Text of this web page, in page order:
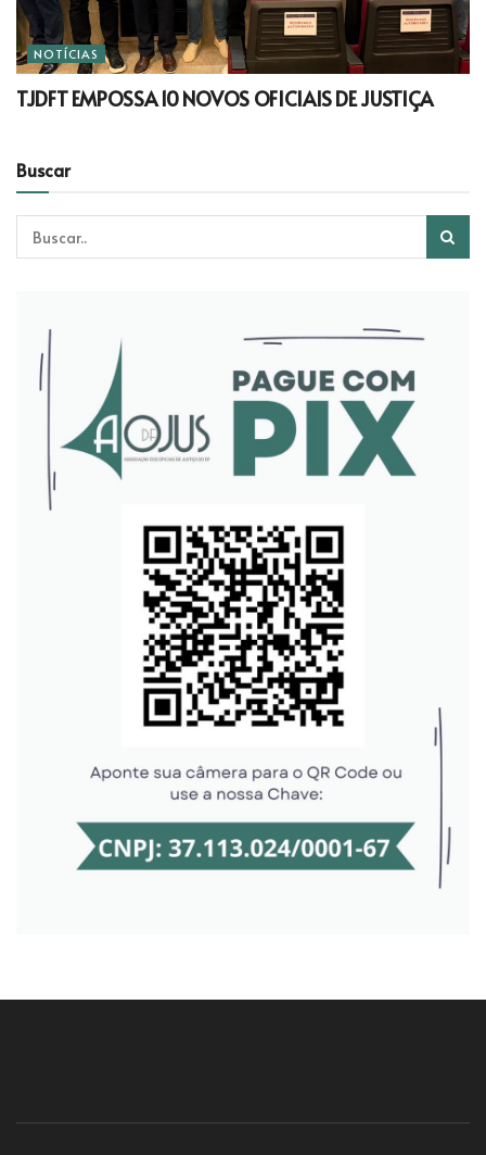
NOTÍCIAS
TJDFT EMPOSSA 10 NOVOS OFICIAIS DE JUSTIÇA
Buscar